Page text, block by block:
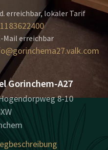
erreichbar, lokaler Tarif
Mail erreichbar
Gorinchem-A27
8-10